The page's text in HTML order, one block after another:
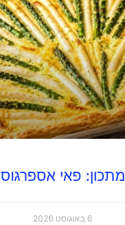
מתכון: פאי אספרגוס
6 באוגוסט 2026